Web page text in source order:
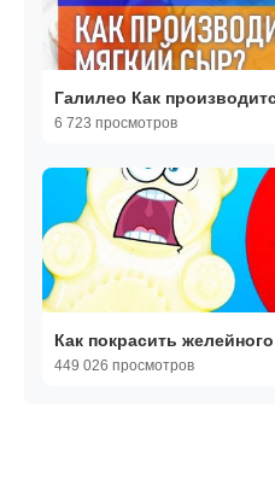
Галилео Как
6 723 просмотров
Как покрасить
449 026 просмотров